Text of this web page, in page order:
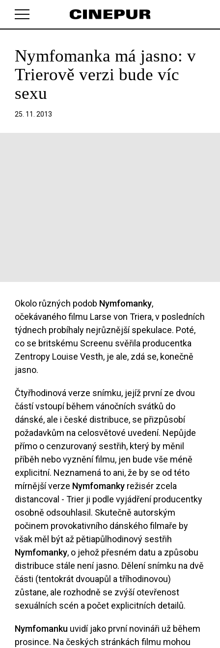
V košíku zatím nemáte žádné položky.
Nymfomanka má jasno: v
Trierově verzi bude víc
sexu
25. 11. 2013
Okolo různých podob Nymfomanky,
očekávaného filmu Larse von Triera, v posledních
týdnech probíhaly nejrůznější spekulace. Poté,
co se britskému Screenu svěřila producentka
Zentropy Louise Vesth, je ale, zdá se, konečně
jasno.
Čtyřhodinová verze snímku, jejíž první ze dvou
částí vstoupí během vánočních svátků do
dánské, ale i české distribuce, se přizpůsobí
požadavkům na celosvětové uvedení. Nepůjde
přímo o cenzurovaný sestřih, který by měnil
příběh nebo vyznění filmu, jen bude vše méně
explicitní. Neznamená to ani, že by se od této
mírnější verze Nymfomanky režisér zcela
distancoval - Trier ji podle vyjádření producentky
osobně odsouhlasil. Skutečně autorským
počinem provokativního dánského filmaře by
však měl být až pětiapůlhodinový sestřih
Nymfomanky, o jehož přesném datu a způsobu
distribuce stále není jasno. Dělení snímku na dvě
části (tentokrát dvouapůl a tříhodinovou)
zůstane, ale rozhodně se zvýší otevřenost
sexuálních scén a počet explicitních detailů.
Nymfomanku uvidí jako první novináři už během
prosince. Na českých stránkách filmu mohou